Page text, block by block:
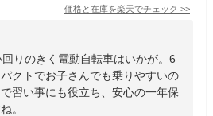
価格と在庫を楽天でチェック >>
りのきく電動自転車はいかが。6
クトでお子さんでも乗りやすいの
習い事にも役立ち、安心の一年保
。